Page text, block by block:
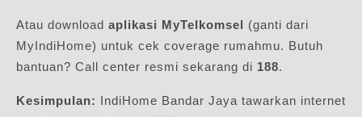
Atau download aplikasi MyTelkomsel (ganti dari
MyIndiHome) untuk cek coverage rumahmu. Butuh
bantuan? Call center resmi sekarang di 188.
Kesimpulan: IndiHome Bandar Jaya tawarkan internet